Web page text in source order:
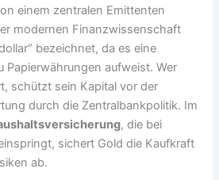
einem zentralen Emittenten
modernen Finanzwissenschaft
bezeichnet, da es eine
Papierwährungen aufweist. Wer
schützt sein Kapital vor der
durch die Zentralbankpolitik. Im
, die bei
sichert Gold die Kaufkraft
ab.